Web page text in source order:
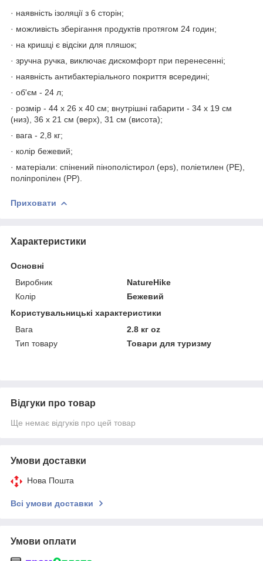
· наявність ізоляції з 6 сторін;
· можливість зберігання продуктів протягом 24 годин;
· на кришці є відсіки для пляшок;
· зручна ручка, виключає дискомфорт при перенесенні;
· наявність антибактеріального покриття всередині;
· об'єм - 24 л;
· розмір - 44 х 26 х 40 см; внутрішні габарити - 34 x 19 см
(низ), 36 x 21 см (верх), 31 см (висота);
· вага - 2,8 кг;
· колір бежевий;
· матеріали: спінений пінополістирол (eps), поліетилен (PE),
поліпропілен (РР).
Приховати
Характеристики
Основні
Виробник
NatureHike
Колір
Бежевий
Користувальницькі характеристики
Вага
2.8 кг oz
Тип товару
Товари для туризму
Відгуки про товар
Ще немає відгуків про цей товар
Умови доставки
Нова Пошта
Всі умови доставки
Умови оплати